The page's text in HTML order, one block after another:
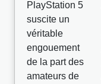
PlayStation 5
suscite un
véritable
engouement
de la part des
amateurs de